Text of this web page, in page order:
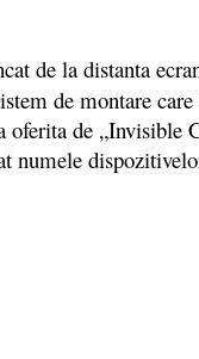
de la distanta
de montare
de „Invisible